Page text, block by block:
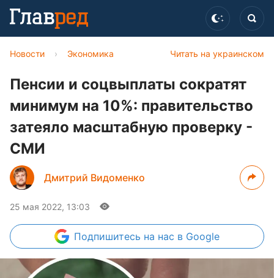
Читать на украинском
Новости › Экономика
Пенсии и соцвыплаты сократят
минимум на 10%: правительство
затеяло масштабную проверку -
СМИ
Дмитрий Видоменко
25 мая 2022, 13:03
Подпишитесь на нас в Google